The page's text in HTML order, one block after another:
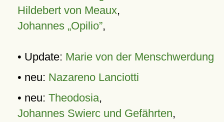
Hildebert von Meaux,
Johannes „Opilio”,
• Update: Marie von der Menschwerdung
• neu: Nazareno Lanciotti
• neu: Theodosia,
Johannes Swierc und Gefährten,